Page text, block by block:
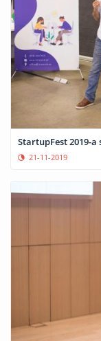
StartupFest 2019-
21-11-2019